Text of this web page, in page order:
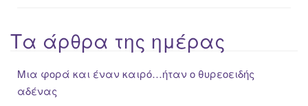
Τα άρθρα της ημέρας
Μια φορά και έναν καιρό…ήταν ο θυρεοειδής
αδένας